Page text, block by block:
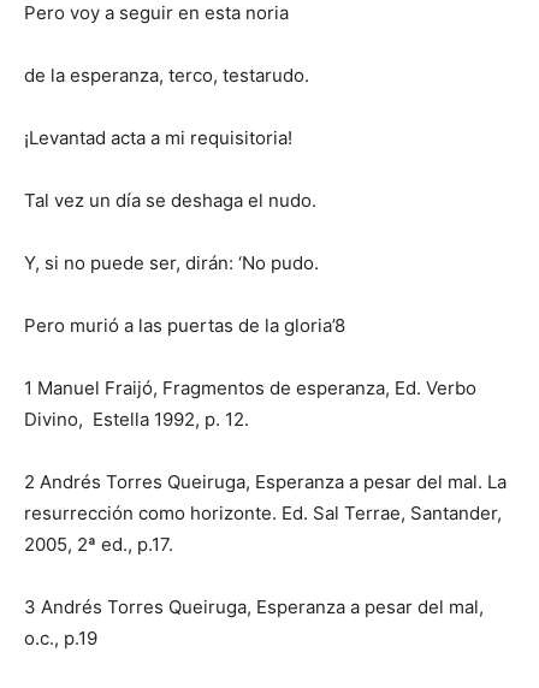
Pero voy a seguir en esta noria
de la esperanza, terco, testarudo.
¡Levantad acta a mi requisitoria!
Tal vez un día se deshaga el nudo.
Y, si no puede ser, dirán: ‘No pudo.
Pero murió a las puertas de la gloria’8
1 Manuel Fraijó, Fragmentos de esperanza, Ed. Verbo
Divino, Estella 1992, p. 12.
2 Andrés Torres Queiruga, Esperanza a pesar del mal. La
resurrección como horizonte. Ed. Sal Terrae, Santander,
2005, 2ª ed., p.17.
3 Andrés Torres Queiruga, Esperanza a pesar del mal,
o.c., p.19